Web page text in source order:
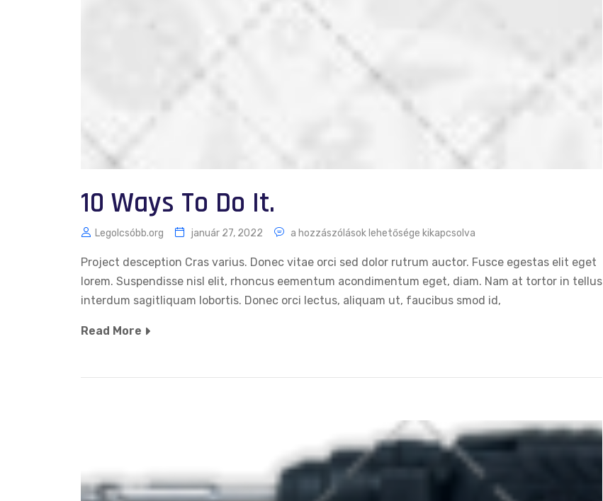
10 Ways To Do It.
Legolcsóbb.org január 27, 2022 a hozzászólások lehetősége kikapcsolva
Project desception Cras varius. Donec vitae orci sed dolor rutrum auctor. Fusce egestas elit eget
lorem. Suspendisse nisl elit, rhoncus eementum acondimentum eget, diam. Nam at tortor in tellus
interdum sagitliquam lobortis. Donec orci lectus, aliquam ut, faucibus smod id,
Read More